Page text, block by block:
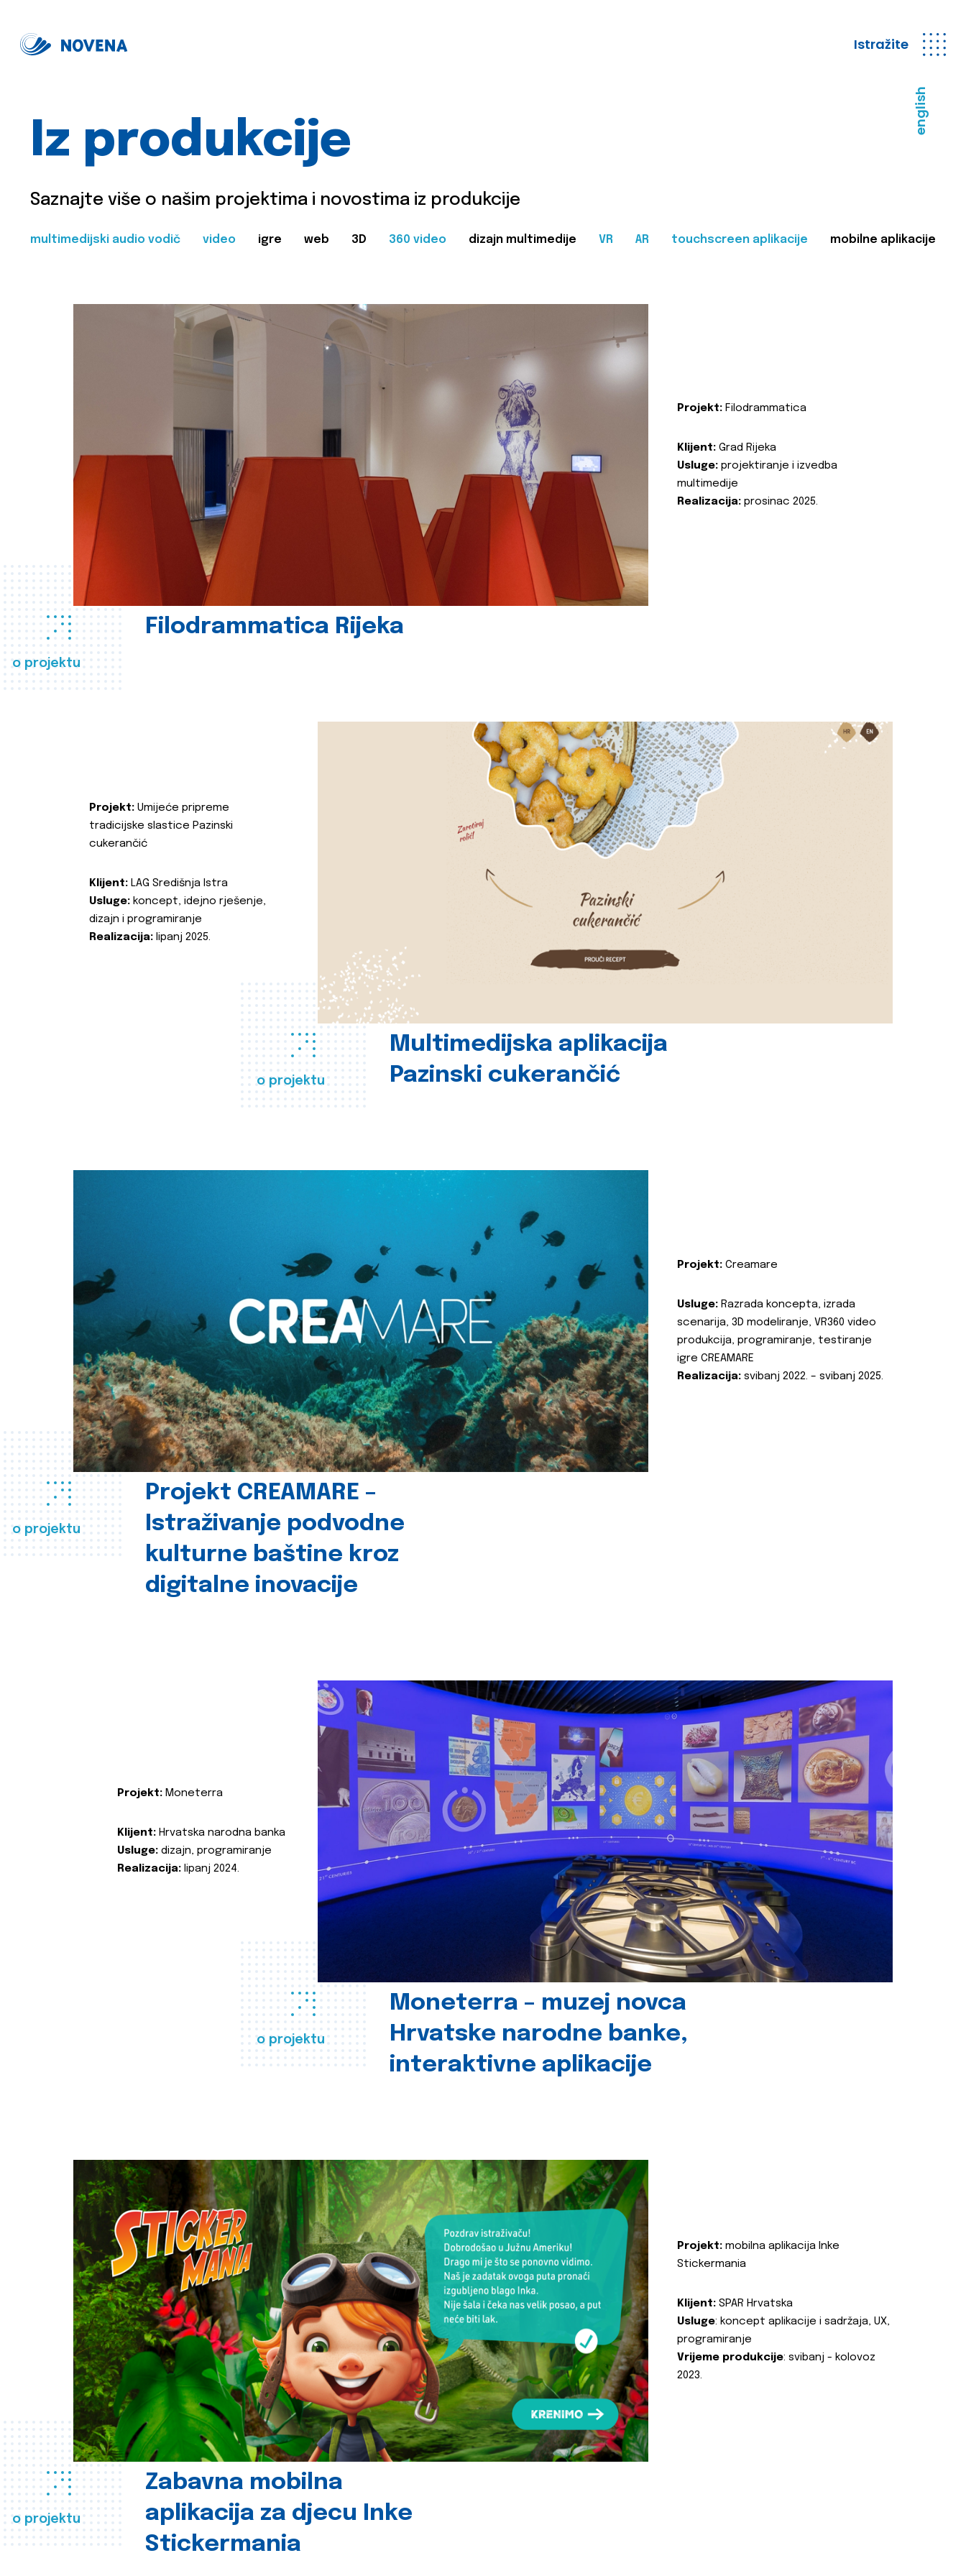
Istražite
english
Iz produkcije
Saznajte više o našim projektima i novostima iz produkcije
multimedijski audio vodič video igre web 3D 360 video dizajn multimedije VR AR touchscreen aplikacije mobilne aplikacije
o projektu
Filodrammatica Rijeka
Projekt: Filodrammatica
Klijent: Grad Rijeka
Usluge: projektiranje i izvedba
multimedije
Realizacija: prosinac 2025.
o projektu
Multimedijska aplikacija
Pazinski cukerančić
Projekt: Umijeće pripreme
tradicijske slastice Pazinski
cukerančić
Klijent: LAG Središnja Istra
Usluge: koncept, idejno rješenje,
dizajn i programiranje
Realizacija: lipanj 2025.
o projektu
Projekt CREAMARE –
Istraživanje podvodne
kulturne baštine kroz
digitalne inovacije
Projekt: Creamare
Usluge: Razrada koncepta, izrada
scenarija, 3D modeliranje, VR360 video
produkcija, programiranje, testiranje
igre CREAMARE
Realizacija: svibanj 2022. – svibanj 2025.
o projektu
Moneterra – muzej novca
Hrvatske narodne banke,
interaktivne aplikacije
Projekt: Moneterra
Klijent: Hrvatska narodna banka
Usluge: dizajn, programiranje
Realizacija: lipanj 2024.
o projektu
Zabavna mobilna
aplikacija za djecu Inke
Stickermania
Projekt: mobilna aplikacija Inke
Stickermania
Klijent: SPAR Hrvatska
Usluge: koncept aplikacije i sadržaja, UX,
programiranje
Vrijeme produkcije: svibanj - kolovoz
2023.